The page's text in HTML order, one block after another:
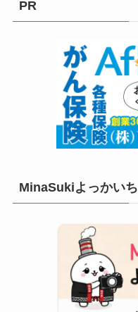
PR
MinaSukiよっかいち